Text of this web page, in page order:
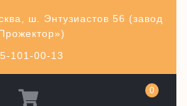
101-00-13
ш. Энтузиастов 56 (завод
0